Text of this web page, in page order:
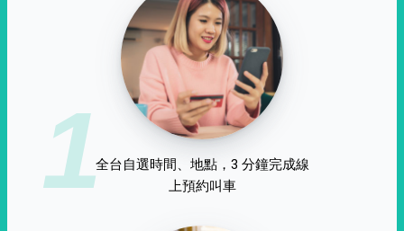
1全台自選時間、地點，3 分鐘完成線
上預約叫車